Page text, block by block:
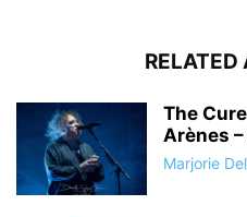
RELATED
The
Arènes
Marjorie